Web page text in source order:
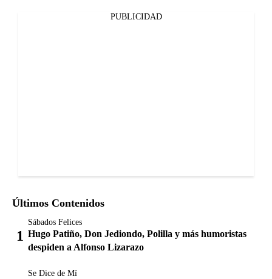
PUBLICIDAD
Últimos Contenidos
Sábados Felices
Hugo Patiño, Don Jediondo, Polilla y más humoristas
despiden a Alfonso Lizarazo
Se Dice de Mí